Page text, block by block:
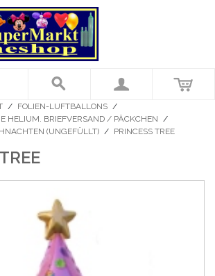
/ FOLIEN-LUFTBALLONS /
HELIUM. BRIEFVERSAND / PÄCKCHEN /
(UNGEFÜLLT) / PRINCESS TREE